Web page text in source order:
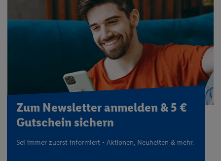
Zum Newsletter anmelden & 5 €
Gutschein sichern
Sei immer zuerst informiert - Aktionen, Neuheiten & mehr.